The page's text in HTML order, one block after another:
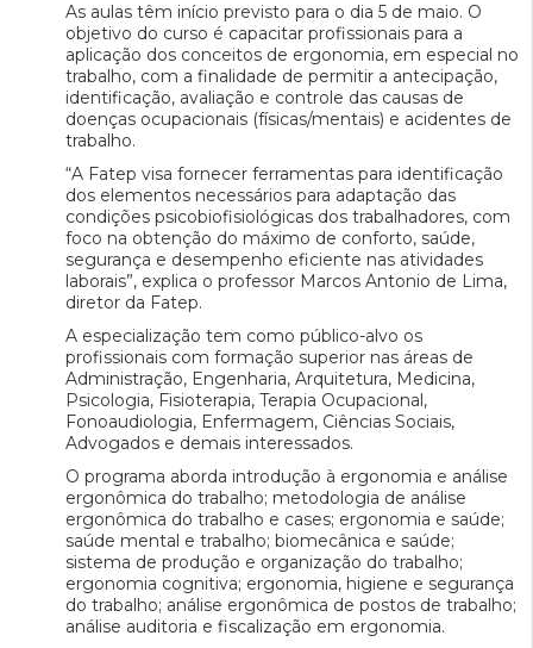
As aulas têm início previsto para o dia 5 de maio. O
objetivo do curso é capacitar profissionais para a
aplicação dos conceitos de ergonomia, em especial no
trabalho, com a finalidade de permitir a antecipação,
identificação, avaliação e controle das causas de
doenças ocupacionais (físicas/mentais) e acidentes de
trabalho.
“A Fatep visa fornecer ferramentas para identificação
dos elementos necessários para adaptação das
condições psicobiofisiológicas dos trabalhadores, com
foco na obtenção do máximo de conforto, saúde,
segurança e desempenho eficiente nas atividades
laborais”, explica o professor Marcos Antonio de Lima,
diretor da Fatep.
A especialização tem como público-alvo os
profissionais com formação superior nas áreas de
Administração, Engenharia, Arquitetura, Medicina,
Psicologia, Fisioterapia, Terapia Ocupacional,
Fonoaudiologia, Enfermagem, Ciências Sociais,
Advogados e demais interessados.
O programa aborda introdução à ergonomia e análise
ergonômica do trabalho; metodologia de análise
ergonômica do trabalho e cases; ergonomia e saúde;
saúde mental e trabalho; biomecânica e saúde;
sistema de produção e organização do trabalho;
ergonomia cognitiva; ergonomia, higiene e segurança
do trabalho; análise ergonômica de postos de trabalho;
análise auditoria e fiscalização em ergonomia.